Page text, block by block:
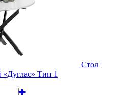
Стол
Тип 1